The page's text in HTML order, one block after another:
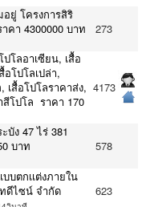
ยู่ โครงการสิริ
คา 4300000 บาท
273
ปโลอาเซียน, เสื้อ
โปโลเปล่า,
เสื้อโปโลราคาส่ง,
สีโปโล ราคา 170
4173
ง 47 ไร่ 381
บาท
578
บตกเเต่งภายใน
ดีไซน์ จำกัด
623